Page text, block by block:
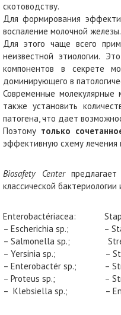
скотоводству.
Для формирования
воспаление молочной железы.
Для этого чаще всего
неизвестной этиологии.
компонентов в секрете
доминирующего в
Современные
также установить
патогена, что дает
Поэтому только
эффективную схему лечения
Biosafety Centerпредлагает
классической
Enterobactériacea:
– Escherichia sp.; –
– Salmonella sp.;
– Yersinia sp.; –
– Enterobactér sp.; –
– Proteus sp.; –
– Klebsiella sp.; –